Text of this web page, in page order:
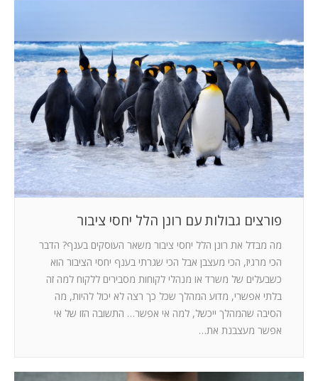
פורצים גבולות עם רונן הלל יחסי ציבור
מה מבדל את רונן הלל יחסי ציבור משאר העוסקים בענף? הדבר
הכי מרגיז, הכי מעצבן אבל הכי שגרתי בענף יחסי הציבור הוא
כשבעלים של משרד או מנהלי לקוחות מסבירים ללקוח למה זה
בלתי אפשרי, מדוע המהלך שכל כך רצה לא יכול להיות, מה
הסיבה שהמהלך ייכשל, למה אי אפשר… התשובה הזו של אי
אפשר מעצבנת את…